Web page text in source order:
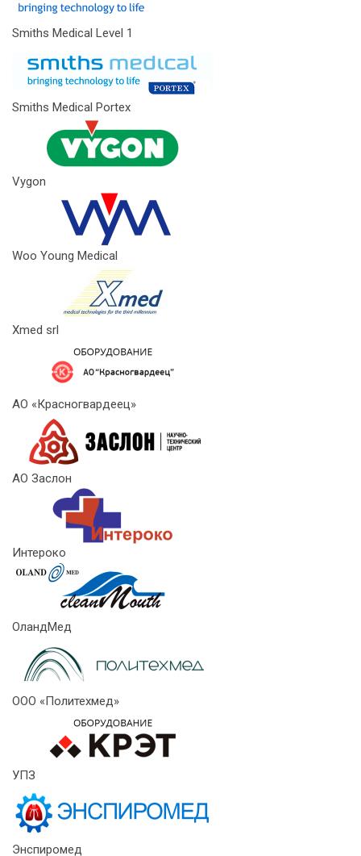
Smiths Medical Level 1
Smiths Medical Portex
Vygon
Woo Young Medical
Xmed srl
АО «Красногвардеец»
АО Заслон
Интероко
ОландМед
ООО «Политехмед»
УПЗ
Энспиромед